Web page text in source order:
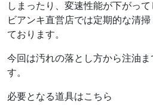
しまったり、変速性能が下がって
ビアンキ直営店では定期的な清
ております。
今回は汚れの落とし方から注油ま
す。
必要となる道具はこちら